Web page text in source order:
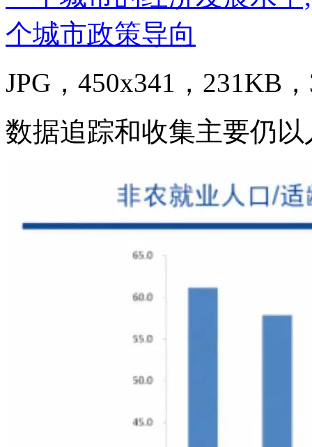
JPG，450x341，231KB
数据追踪和收集主要仍